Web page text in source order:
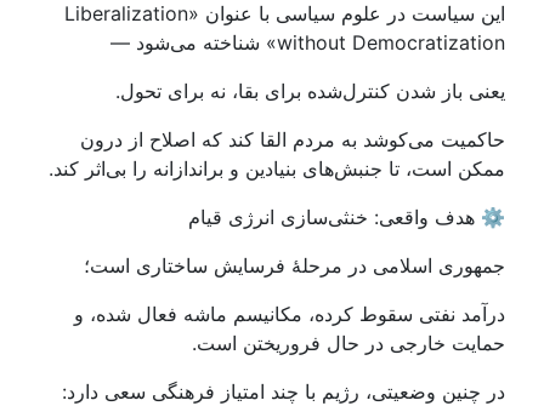
این سیاست در علوم سیاسی با عنوان «Liberalization
without Democratization» شناخته می‌شود —
یعنی باز شدن کنترل‌شده برای بقا، نه برای تحول.
حاکمیت می‌کوشد به مردم القا کند که اصلاح از درون
ممکن است، تا جنبش‌های بنیادین و براندازانه را بی‌اثر کند.
⚙️ هدف واقعی: خنثی‌سازی انرژی قیام
جمهوری اسلامی در مرحلهٔ فرسایش ساختاری است؛
درآمد نفتی سقوط کرده، مکانیسم ماشه فعال شده، و
حمایت خارجی در حال فروریختن است.
در چنین وضعیتی، رژیم با چند امتیاز فرهنگی سعی دارد: